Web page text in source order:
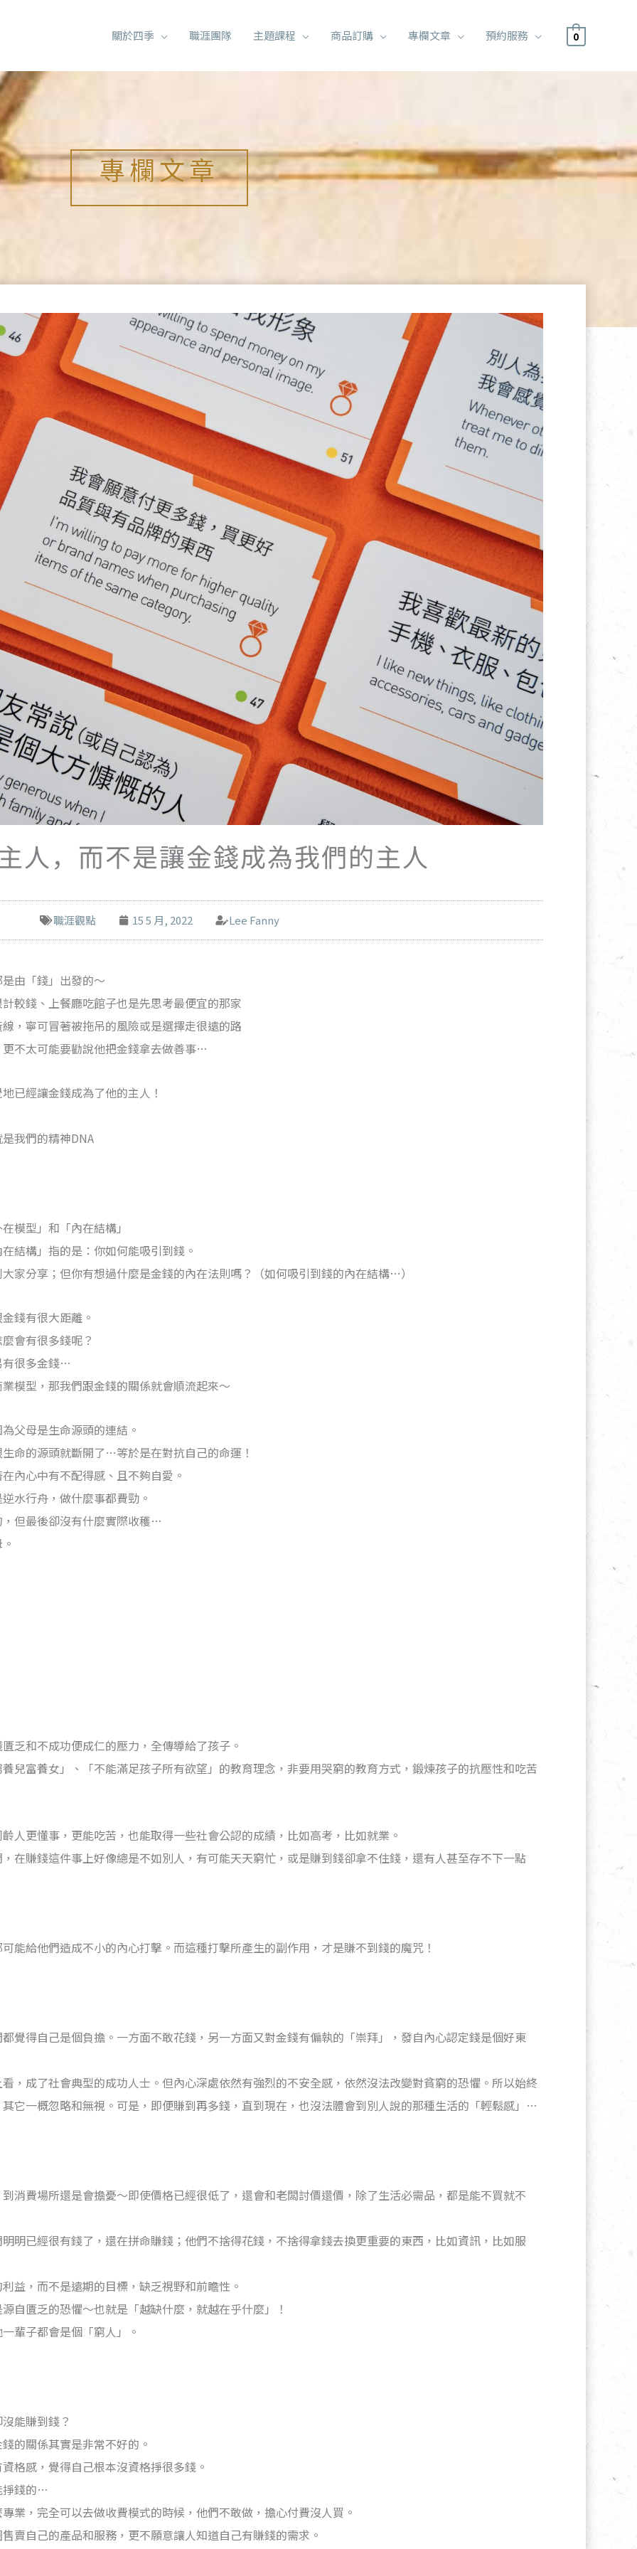
關於四季 職涯團隊 主題課程 商品訂購 專欄文章 預約服務 0
專欄文章
人，而不是讓金錢成為我們的主人
職涯觀點 15 5 月, 2022 Lee Fanny
由「錢」出發的～
較錢、上餐廳吃館子也是先思考最便宜的那家
，寧可冒著被拖吊的風險或是選擇走很遠的路
不太可能要勸說他把金錢拿去做善事…
已經讓金錢成為了他的主人！
我們的精神DNA
模型」和「內在結構」
結構」指的是：你如何能吸引到錢。
家分享；但你有想過什麼是金錢的內在法則嗎？（如何吸引到錢的內在結構…）
錢有很大距離。
會有很多錢呢？
有很多金錢…
模型，那我們跟金錢的關係就會順流起來～
父母是生命源頭的連結。
命的源頭就斷開了…等於是在對抗自己的命運！
內心中有不配得感、且不夠自愛。
水行舟，做什麼事都費勁。
但最後卻沒有什麼實際收穫…
乏和不成功便成仁的壓力，全傳導給了孩子。
兒富養女」、「不能滿足孩子所有欲望」的教育理念，非要用哭窮的教育方式，鍛煉孩子的抗壓性和吃苦
人更懂事，更能吃苦，也能取得一些社會公認的成績，比如高考，比如就業。
在賺錢這件事上好像總是不如別人，有可能天天窮忙，或是賺到錢卻拿不住錢，還有人甚至存不下一點
能給他們造成不小的內心打擊。而這種打擊所產生的副作用，才是賺不到錢的魔咒！
覺得自己是個負擔。一方面不敢花錢，另一方面又對金錢有偏執的「崇拜」，發自內心認定錢是個好東
，成了社會典型的成功人士。但內心深處依然有強烈的不安全感，依然沒法改變對貧窮的恐懼。所以始終
它一概忽略和無視。可是，即便賺到再多錢，直到現在，也沒法體會到別人說的那種生活的「輕鬆感」…
消費場所還是會擔憂～即使價格已經很低了，還會和老闆討價還價，除了生活必需品，都是能不買就不
明已經很有錢了，還在拼命賺錢；他們不捨得花錢，不捨得拿錢去換更重要的東西，比如資訊，比如服
益，而不是遠期的目標，缺乏視野和前瞻性。
自匱乏的恐懼～也就是「越缺什麼，就越在乎什麼」！
輩子都會是個「窮人」。
能賺到錢？
的關係其實是非常不好的。
格感，覺得自己根本沒資格掙很多錢。
掙錢的…
業，完全可以去做收費模式的時候，他們不敢做，擔心付費沒人買。
賣自己的產品和服務，更不願意讓人知道自己有賺錢的需求。